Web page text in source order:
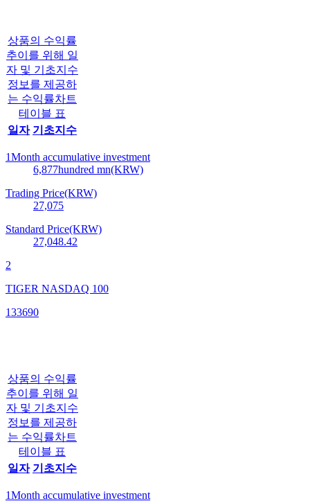
상품의 수익률
추이를 위해 일
자 및 기초지수
정보를 제공하
는 수익률차트
테이블 표
일자 기초지수
1Month accumulative investment
6,877hundred mn(KRW)
Trading Price(KRW)
27,075
Standard Price(KRW)
27,048.42
2
TIGER NASDAQ 100
133690
상품의 수익률
추이를 위해 일
자 및 기초지수
정보를 제공하
는 수익률차트
테이블 표
일자 기초지수
1Month accumulative investment